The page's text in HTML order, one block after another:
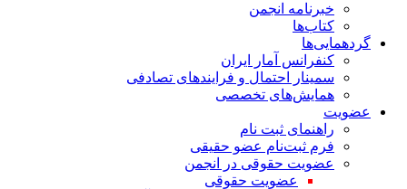
خبرنامه انجمن
کتاب‌ها
گردهمایی‌ها
کنفرانس آمار ایران
سمینار احتمال و فرایندهای تصادفی
همایش‌های تخصصی
عضویت
راهنمای ثبت نام
فرم ثبت‌نام عضو حقیقی
عضویت حقوقی در انجمن
عضویت حقوقی